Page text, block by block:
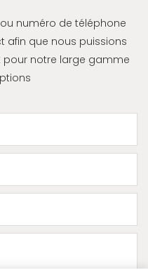
numéro de téléphone
afin que nous puissions
pour notre large gamme